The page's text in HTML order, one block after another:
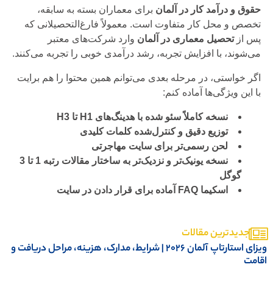
حقوق و درآمد کار در آلمانبرای معماران بسته به سابقه،
تخصص و محل کار متفاوت است. معمولاً فارغ‌التحصیلانی که
پس از تحصیل معماری در آلمانوارد شرکت‌های معتبر
می‌شوند، با افزایش تجربه، رشد درآمدی خوبی را تجربه می‌کنند.
اگر خواستی، در مرحله بعدی می‌توانم همین محتوا را هم برایت
با این ویژگی‌ها آماده کنم:
نسخه کاملاً سئو شده با هدینگ‌های H1 تا H3
توزیع دقیق و کنترل‌شده کلمات کلیدی
لحن رسمی‌تر برای سایت مهاجرتی
نسخه یونیک‌تر و نزدیک‌تر به ساختار مقالات رتبه 1 تا 3
گوگل
اسکیما FAQ آماده برای قرار دادن در سایت
جدیدترین مقالات
ویزای استارتاپ آلمان ۲۰۲۶ | شرایط، مدارک، هزینه، مراحل دریافت و